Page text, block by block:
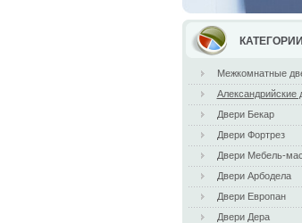
Межкомнатные
Александрийские
Двери Бекар
Двери Фортрез
Двери Мебель-
Двери Арбодела
Двери Европан
Двери Дера